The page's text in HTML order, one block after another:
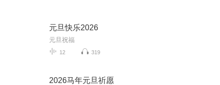
元旦快乐2026
元旦祝福
12 319
2026马年元旦祈愿